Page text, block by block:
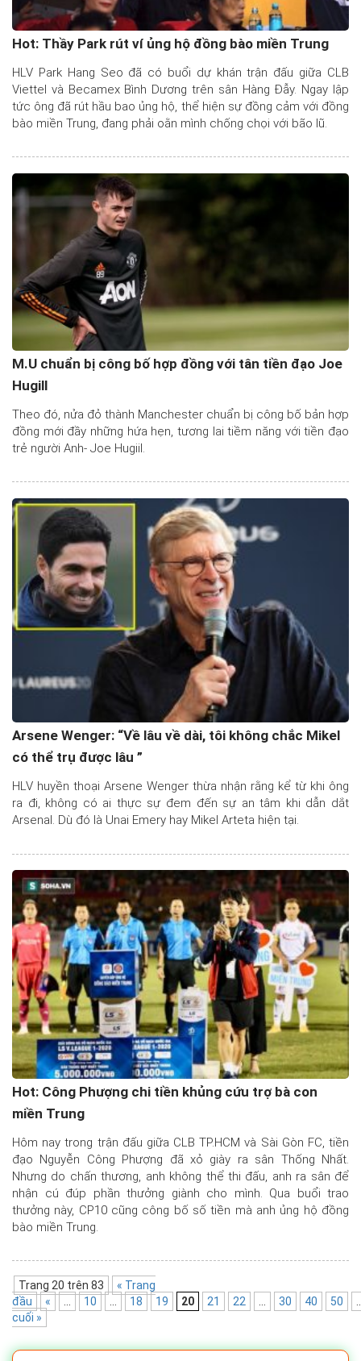
Hot: Thầy Park rút ví ủng hộ đồng bào miền Trung
HLV Park Hang Seo đã có buổi dự khán trận đấu giữa CLB
Viettel và Becamex Bình Dương trên sân Hàng Đẫy. Ngay lập
tức ông đã rút hầu bao ủng hộ, thể hiện sự đồng cảm với đồng
bào miền Trung, đang phải oằn mình chống chọi với bão lũ.
M.U chuẩn bị công bố hợp đồng với tân tiền đạo Joe
Hugill
Theo đó, nửa đỏ thành Manchester chuẩn bị công bố bản hợp
đồng mới đầy những hứa hẹn, tương lai tiềm năng với tiền đạo
trẻ người Anh- Joe Hugiil.
Arsene Wenger: “Về lâu về dài, tôi không chắc Mikel
có thể trụ được lâu ”
HLV huyền thoại Arsene Wenger thừa nhận rằng kể từ khi ông
ra đi, không có ai thực sự đem đến sự an tâm khi dẫn dắt
Arsenal. Dù đó là Unai Emery hay Mikel Arteta hiện tại.
Hot: Công Phượng chi tiền khủng cứu trợ bà con
miền Trung
Hôm nay trong trận đấu giữa CLB TP.HCM và Sài Gòn FC, tiền
đạo Nguyễn Công Phượng đã xỏ giày ra sân Thống Nhất.
Nhưng do chấn thương, anh không thể thi đấu, anh ra sân để
nhận cú đúp phần thưởng giành cho mình. Qua buổi trao
thưởng này, CP10 cũng công bố số tiền mà anh ủng hộ đồng
bào miền Trung.
Trang 20 trên 83
« Trang
đầu
« ... 10 ... 18 19 20 21 22 ... 30 40 50
cuối »